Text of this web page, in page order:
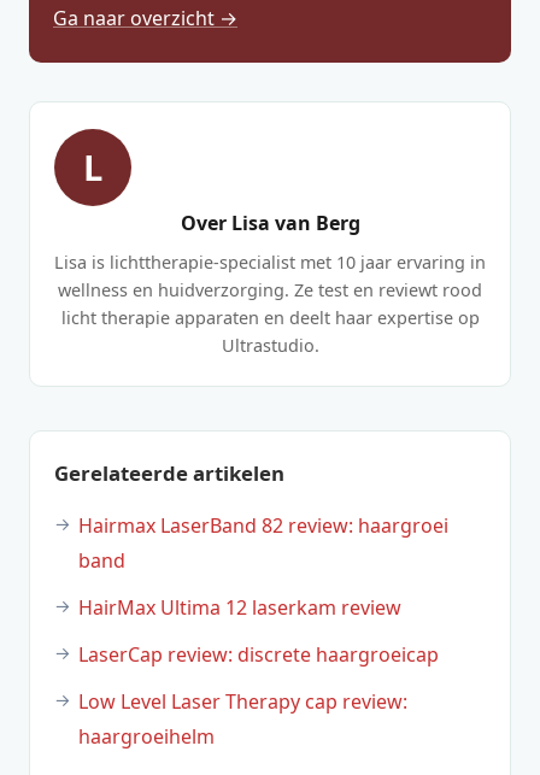
Ga naar overzicht →
L
Over Lisa van Berg
Lisa is lichttherapie-specialist met 10 jaar ervaring in
wellness en huidverzorging. Ze test en reviewt rood
licht therapie apparaten en deelt haar expertise op
Ultrastudio.
Gerelateerde artikelen
Hairmax LaserBand 82 review: haargroei
band
HairMax Ultima 12 laserkam review
LaserCap review: discrete haargroeicap
Low Level Laser Therapy cap review:
haargroeihelm